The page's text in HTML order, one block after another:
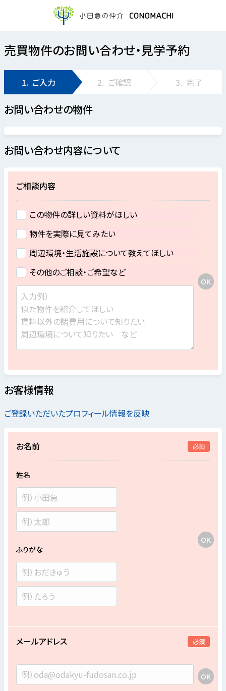
売買物件のお問い合わせ・見学予約
1. ご入力 2. ご確認 3. 完了
お問い合わせの物件
お問い合わせ内容について
ご相談内容
この物件の詳しい資料がほしい
物件を実際に見てみたい
周辺環境・生活施設について教えてほしい
その他のご相談・ご希望など
お客様情報
ご登録いただいたプロフィール情報を反映
お名前 必須
姓名
ふりがな
メールアドレス 必須